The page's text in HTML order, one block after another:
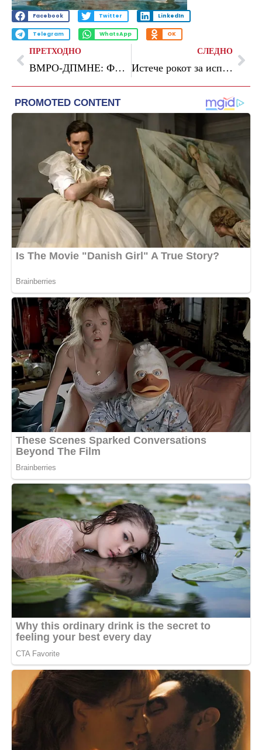
Facebook Twitter LinkedIn
Telegram WhatsApp OK
ПРЕТХОДНО
ВМРО-ДПМНЕ: Филипче да му пренесе на Радев – без гаранции и без испорака од Бугарија, уставни измени нема да има
СЛЕДНО
Истече рокот за исполнување на Реформската агенда, се потврди уште една лага на Мицкоски, велат од СДСМ